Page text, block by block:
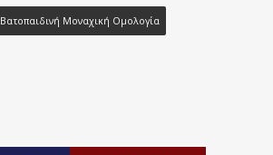
Βατοπαιδινή Μοναχική Ομολογία